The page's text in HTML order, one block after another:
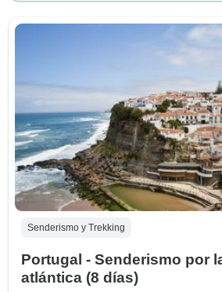
Senderismo y Trekking
Portugal - Senderismo por
atlántica (8 días)